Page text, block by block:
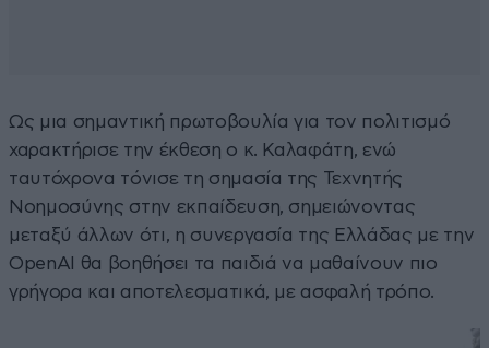
Ως μια σημαντική πρωτοβουλία για τον πολιτισμό
χαρακτήρισε την έκθεση ο κ. Καλαφάτη, ενώ
ταυτόχρονα τόνισε τη σημασία της Τεχνητής
Νοημοσύνης στην εκπαίδευση, σημειώνοντας
μεταξύ άλλων ότι, η συνεργασία της Ελλάδας με την
OpenAI θα βοηθήσει τα παιδιά να μαθαίνουν πιο
γρήγορα και αποτελεσματικά, με ασφαλή τρόπο.